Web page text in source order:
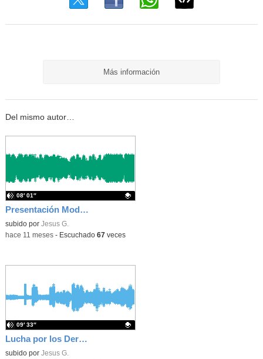
Más información
Del mismo autor…
Presentación Modalidad a Distancia
Contenido educativo.
subido por Jesus G.
08′ 01″
-hace 11 meses- Escuchado 67 veces
Lucha por los Derechos de las mujeres
Contenido educativo.
subido por Jesus G.
09′ 33″